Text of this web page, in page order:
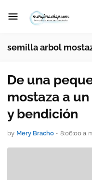
semilla arbol
De una
mostaza a
y bendición
by Mery Bracho • 8:06:00 a.